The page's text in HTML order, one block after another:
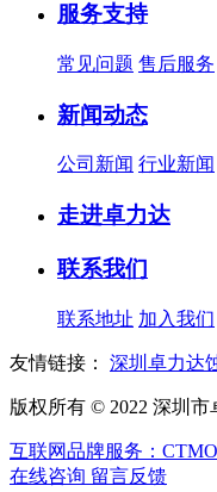
服务支持
常见问题 售后服务
新闻动态
公司新闻 行业新闻
走进卓力达
联系我们
联系地址 加入我们
友情链接： 深圳卓力达
版权所有 © 2022 深圳市
互联网品牌服务：
在线咨询 留言反馈